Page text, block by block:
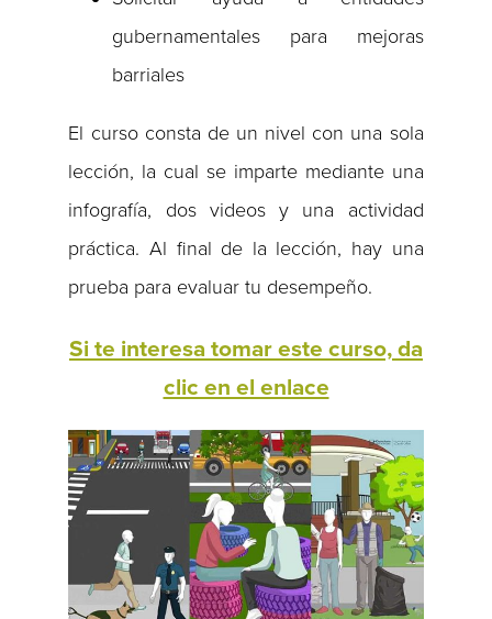
gubernamentales para mejoras
barriales
El curso consta de un nivel con una sola
lección, la cual se imparte mediante una
infografía, dos videos y una actividad
práctica. Al final de la lección, hay una
prueba para evaluar tu desempeño.
Si te interesa tomar este curso, da
clic en el enlace